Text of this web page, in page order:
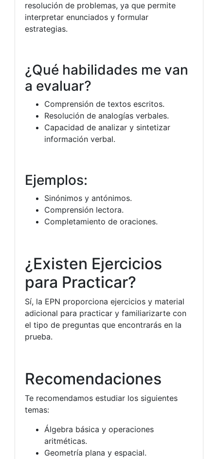
resolución de problemas, ya que permite
interpretar enunciados y formular
estrategias.
¿Qué habilidades me van
a evaluar?
Comprensión de textos escritos.
Resolución de analogías verbales.
Capacidad de analizar y sintetizar
información verbal.
Ejemplos:
Sinónimos y antónimos.
Comprensión lectora.
Completamiento de oraciones.
¿Existen Ejercicios
para Practicar?
Sí, la EPN proporciona ejercicios y material
adicional para practicar y familiarizarte con
el tipo de preguntas que encontrarás en la
prueba.
Recomendaciones
Te recomendamos estudiar los siguientes
temas:
Álgebra básica y operaciones
aritméticas.
Geometría plana y espacial.